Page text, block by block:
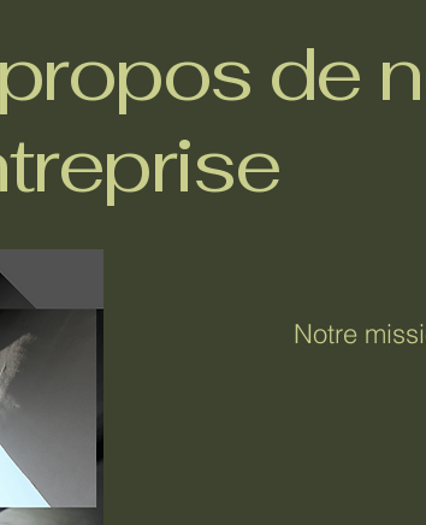
de
Notre